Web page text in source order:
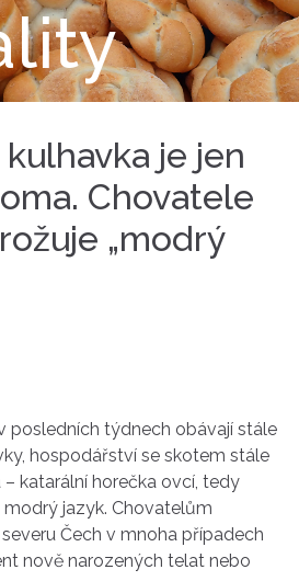
je jen
Chovatele
„modrý
posledních týdnech obávají stále
hospodářství se skotem stále
katarální horečka ovcí, tedy
jazyk. Chovatelům
Čech v mnoha případech
nově narozených telat nebo